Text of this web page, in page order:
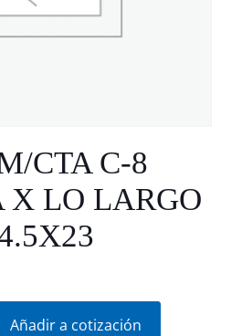
CTA C-8
X LO LARGO
Añadir a cotización